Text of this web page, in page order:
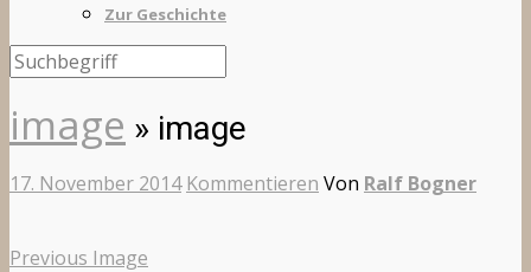
Zur Geschichte
image » image
17. November 2014 Kommentieren Von Ralf Bogner
Previous Image